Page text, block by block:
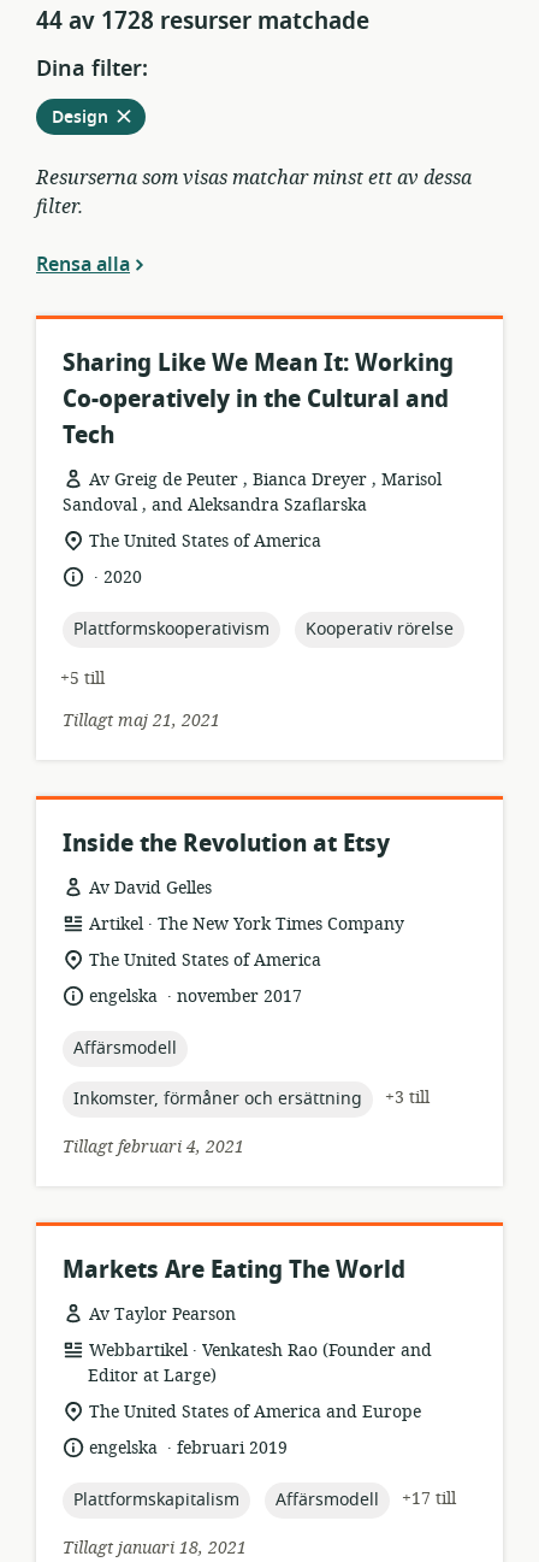
44 av 1728 resurser matchade
Dina filter:
Ta
bort
Design från
aktuella
Resurserna som visas matchar minst ett av dessa
filter.
Rensa alla
Sharing Like We Mean It: Working
Co-operatively in the Cultural and
Tech
Av Greig de Peuter , Bianca Dreyer , Marisol
Sandoval , and Aleksandra Szaflarska
resursformat:
relevant
plats:
The United States of America
språk:
.
publiceringsdatum:
2020
topic:
Plattformskooperativism topic:
Kooperativ rörelse
+5 till
Tillagt maj 21, 2021
Inside the Revolution at Etsy
Av David Gelles
resursformat:
Artikel .
utgivare:
The New York Times Company
relevant
plats:
The United States of America
språk:engelska .
publiceringsdatum:
november 2017
topic:
Affärsmodell
topic:
Inkomster, förmåner och ersättning
+3 till
Tillagt februari 4, 2021
Markets Are Eating The World
Av Taylor Pearson
resursformat:
Webbartikel .
utgivare:
Venkatesh Rao (Founder and
Editor at Large)
relevant
plats:
The United States of America and Europe
språk:engelska .
publiceringsdatum:
februari 2019
topic:
Plattformskapitalism topic:
Affärsmodell
+17 till
Tillagt januari 18, 2021